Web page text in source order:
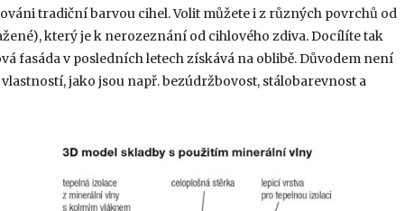
tradiční barvou cihel. Volit můžete i z různých povrchů od
který je k nerozeznání od cihlového zdiva. Docílíte tak
fasáda v posledních letech získává na oblibě. Důvodem není
jako jsou např. bezúdržbovost, stálobarevnost a